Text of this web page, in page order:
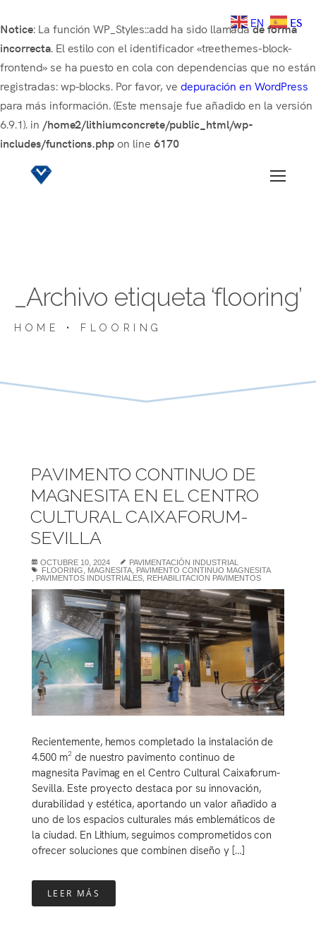
Notice: La función WP_Styles::add ha sido llamadade forma
incorrecta. El estilo con el identificador «treethemes-block-
frontend» se ha puesto en cola con dependencias que no están
registradas: wp-blocks. Por favor, ve depuración en WordPress
para más información. (Este mensaje fue añadido en la versión
6.9.1). in /home2/lithiumconcrete/public_html/wp-
includes/functions.phpon line 6170
_Archivo etiqueta ‘flooring’
HOME • FLOORING
PAVIMENTO CONTINUO DE
MAGNESITA EN EL CENTRO
CULTURAL CAIXAFORUM-
SEVILLA
OCTUBRE 10, 2024
PAVIMENTACIÓN INDUSTRIAL
FLOORING
MAGNESITA PAVIMENTO CONTINUO MAGNESITA
PAVIMENTOS INDUSTRIALES REHABILITACION PAVIMENTOS
Recientemente, hemos completado la instalación de
4.500 m² de nuestro pavimento continuo de
magnesita Pavimag en el Centro Cultural Caixaforum-
Sevilla. Este proyecto destaca por su innovación,
durabilidad y estética, aportando un valor añadido a
uno de los espacios culturales más emblemáticos de
la ciudad. En Lithium, seguimos comprometidos con
ofrecer soluciones que combinen diseño y […]
LEER MÁS
EN ES